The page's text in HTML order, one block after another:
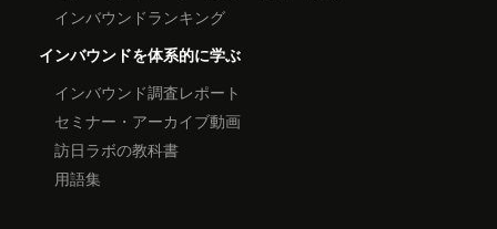
インバウンドランキング
インバウンドを体系的に学ぶ
インバウンド調査レポート
セミナー・アーカイブ動画
訪日ラボの教科書
用語集